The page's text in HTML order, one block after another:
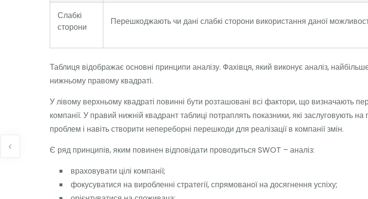
Слабкі
сторони
Перешкоджають чи дані слабкі сторони використання даної
Таблиця відображає основні принципи аналізу. Фахівця, який виконує аналіз,
нижньому правому квадраті.
У лівому верхньому квадраті повинні бути розташовані всі фактори, що визначають
компанії. У правий нижній квадрант таблиці потраплять показники, які
проблем і навіть створити непереборні перешкоди для реалізації в компанії змін.
Є ряд принципів, яким повинен відповідати проводиться SWOT – аналіз:
враховувати цілі компанії;
фокусуватися на виробленні стратегії, спрямованої на досягнення успіху;